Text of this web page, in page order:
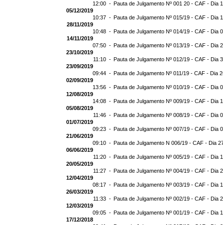
12:00 - Pauta de Julgamento Nº 001 20 - CAF - Dia
05/12/2019
10:37 - Pauta de Julgamento Nº 015/19 - CAF - Dia
28/11/2019
10:48 - Pauta de Julgamento Nº 014/19 - CAF - Dia
14/11/2019
07:50 - Pauta de Julgamento Nº 013/19 - CAF - Dia
23/10/2019
11:10 - Pauta de Julgamento Nº 012/19 - CAF - Dia
23/09/2019
09:44 - Pauta de Julgamento Nº 011/19 - CAF - Dia
02/09/2019
13:56 - Pauta de Julgamento Nº 010/19 - CAF - Dia
12/08/2019
14:08 - Pauta de Julgamento Nº 009/19 - CAF - Dia
05/08/2019
11:46 - Pauta de Julgamento Nº 008/19 - CAF - Dia
01/07/2019
09:23 - Pauta de Julgamento Nº 007/19 - CAF - Dia
21/06/2019
09:10 - Pauta de Julgamento N 006/19 - CAF - Dia
06/06/2019
11:20 - Pauta de Julgamento Nº 005/19 - CAF - Dia
20/05/2019
11:27 - Pauta de Julgamento Nº 004/19 - CAF - Dia
12/04/2019
08:17 - Pauta de Julgamento Nº 003/19 - CAF - Dia
26/03/2019
11:33 - Pauta de Julgamento Nº 002/19 - CAF - Dia
12/03/2019
09:05 - Pauta de Julgamento Nº 001/19 - CAF - Dia
17/12/2018